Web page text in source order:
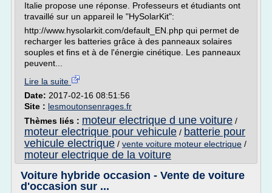
Italie propose une réponse. Professeurs et étudiants ont
travaillé sur un appareil le "HySolarKit":
http://www.hysolarkit.com/default_EN.php qui permet de
recharger les batteries grâce à des panneaux solaires
souples et fins et à de l'énergie cinétique. Les panneaux
peuvent...
Lire la suite
Date: 2017-02-16 08:51:56
Site : lesmoutonsenrages.fr
Thèmes liés : moteur electrique d une voiture /
moteur electrique pour vehicule / batterie pour
vehicule electrique / vente voiture moteur electrique /
moteur electrique de la voiture
Voiture hybride occasion - Vente de voiture
d'occasion sur ...